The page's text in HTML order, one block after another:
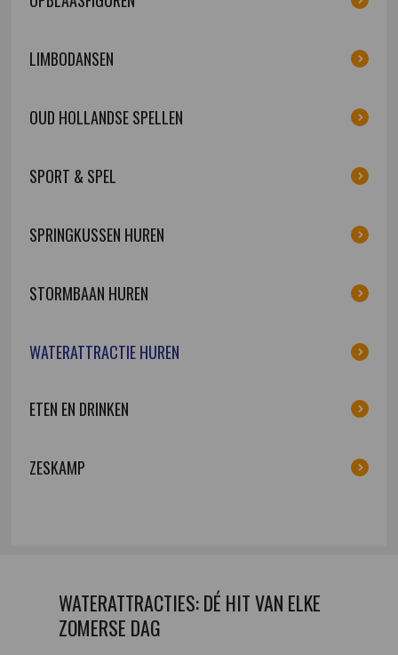
LIMBODANSEN
OUD HOLLANDSE SPELLEN
SPORT & SPEL
SPRINGKUSSEN HUREN
STORMBAAN HUREN
WATERATTRACTIE HUREN
ETEN EN DRINKEN
ZESKAMP
WATERATTRACTIES: DÉ HIT VAN ELKE
ZOMERSE DAG